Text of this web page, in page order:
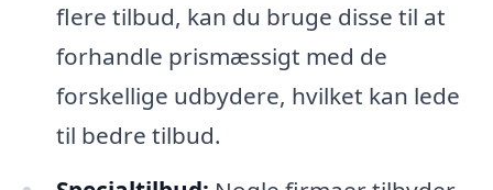
flere tilbud, kan du bruge disse til at
forhandle prismæssigt med de
forskellige udbydere, hvilket kan lede
til bedre tilbud.